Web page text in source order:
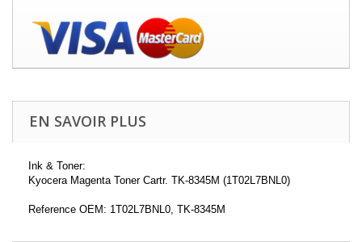
EN SAVOIR PLUS
Ink & Toner:
Kyocera Magenta Toner Cartr. TK-8345M (1T02L7BNL0)
Reference OEM: 1T02L7BNL0, TK-8345M